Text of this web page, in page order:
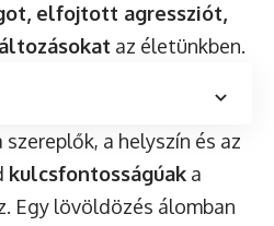
elfojtott agressziót,
az életünkben.
a helyszín és az
kulcsfontosságúak a
Egy lövöldözés álomban